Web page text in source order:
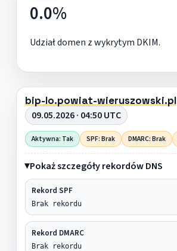
0.0%
Udział domen z wykrytym DKIM.
bip-lo.powiat-wieruszowski.pl
09.05.2026 · 04:50 UTC
Aktywna: Tak SPF: Brak DMARC: Brak
Pokaż szczegóły rekordów DNS
Rekord SPF
Brak rekordu
Rekord DMARC
Brak rekordu